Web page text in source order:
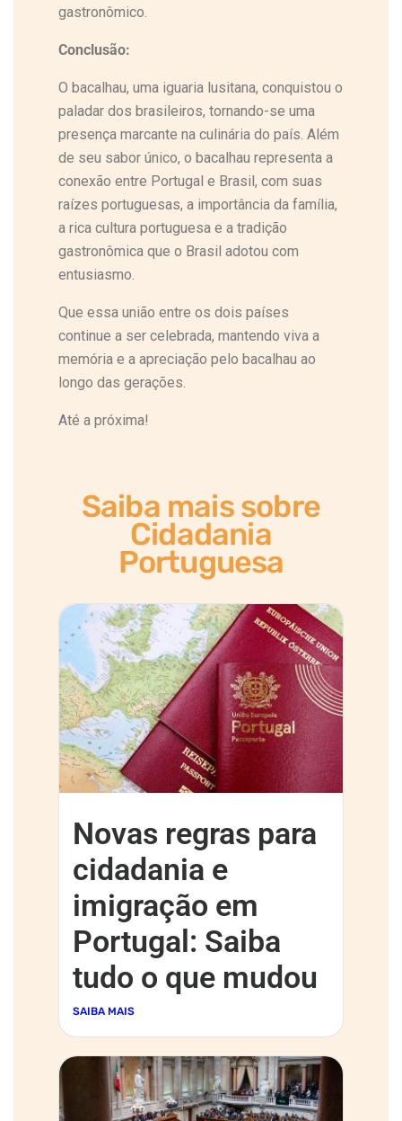
gastronômico.
Conclusão:
O bacalhau, uma iguaria lusitana, conquistou o
paladar dos brasileiros, tornando-se uma
presença marcante na culinária do país. Além
de seu sabor único, o bacalhau representa a
conexão entre Portugal e Brasil, com suas
raízes portuguesas, a importância da família,
a rica cultura portuguesa e a tradição
gastronômica que o Brasil adotou com
entusiasmo.
Que essa união entre os dois países
continue a ser celebrada, mantendo viva a
memória e a apreciação pelo bacalhau ao
longo das gerações.
Até a próxima!
Saiba mais sobre
Cidadania
Portuguesa
Novas regras para
cidadania e
imigração em
Portugal: Saiba
tudo o que mudou
SAIBA MAIS